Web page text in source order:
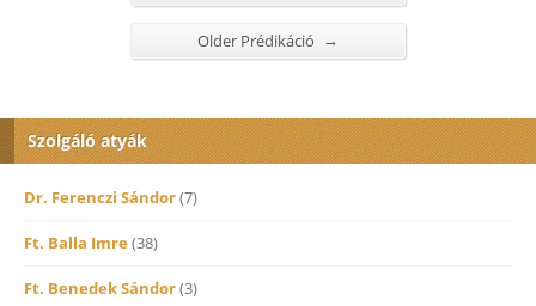
Older Prédikáció →
Szolgáló atyák
Dr. Ferenczi Sándor(7)
Ft. Balla Imre(38)
Ft. Benedek Sándor(3)